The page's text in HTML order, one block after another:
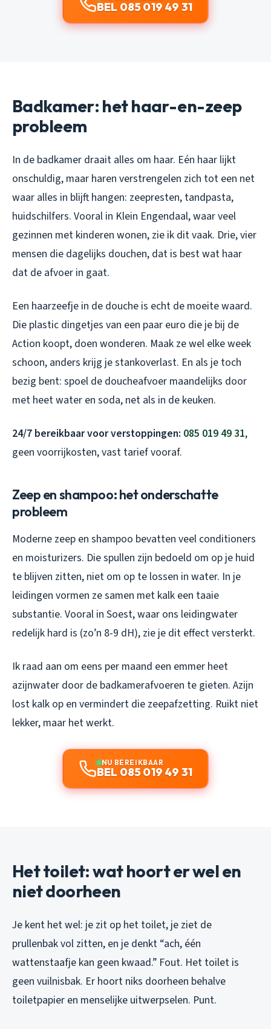
BEL 085 019 49 31
Badkamer: het haar-en-zeep
probleem
In de badkamer draait alles om haar. Eén haar lijkt
onschuldig, maar haren verstrengelen zich tot een net
waar alles in blijft hangen: zeepresten, tandpasta,
huidschilfers. Vooral in Klein Engendaal, waar veel
gezinnen met kinderen wonen, zie ik dit vaak. Drie, vier
mensen die dagelijks douchen, dat is best wat haar
dat de afvoer in gaat.
Een haarzeefje in de douche is echt de moeite waard.
Die plastic dingetjes van een paar euro die je bij de
Action koopt, doen wonderen. Maak ze wel elke week
schoon, anders krijg je stankoverlast. En als je toch
bezig bent: spoel de doucheafvoer maandelijks door
met heet water en soda, net als in de keuken.
24/7 bereikbaar voor verstoppingen: 085 019 49 31,
geen voorrijkosten, vast tarief vooraf.
Zeep en shampoo: het onderschatte
probleem
Moderne zeep en shampoo bevatten veel conditioners
en moisturizers. Die spullen zijn bedoeld om op je huid
te blijven zitten, niet om op te lossen in water. In je
leidingen vormen ze samen met kalk een taaie
substantie. Vooral in Soest, waar ons leidingwater
redelijk hard is (zo’n 8-9 dH), zie je dit effect versterkt.
Ik raad aan om eens per maand een emmer heet
azijnwater door de badkamerafvoeren te gieten. Azijn
lost kalk op en vermindert die zeepafzetting. Ruikt niet
lekker, maar het werkt.
NU BEREIKBAAR
BEL 085 019 49 31
Het toilet: wat hoort er wel en
niet doorheen
Je kent het wel: je zit op het toilet, je ziet de
prullenbak vol zitten, en je denkt “ach, één
wattenstaafje kan geen kwaad.” Fout. Het toilet is
geen vuilnisbak. Er hoort niks doorheen behalve
toiletpapier en menselijke uitwerpselen. Punt.